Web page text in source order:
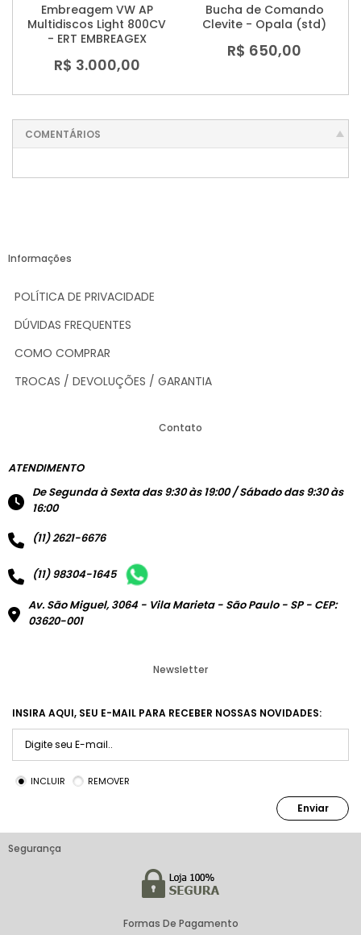
Embreagem VW AP
Multidiscos Light 800CV
- ERT EMBREAGEX
R$ 3.000,00
Bucha de Comando
Clevite - Opala (std)
R$ 650,00
COMENTÁRIOS
Informações
POLÍTICA DE PRIVACIDADE
DÚVIDAS FREQUENTES
COMO COMPRAR
TROCAS / DEVOLUÇÕES / GARANTIA
Contato
ATENDIMENTO
De Segunda à Sexta das 9:30 às 19:00 / Sábado das 9:30 às
16:00
(11) 2621-6676
(11) 98304-1645
Av. São Miguel, 3064 - Vila Marieta - São Paulo - SP - CEP:
03620-001
Newsletter
INSIRA AQUI, SEU E-MAIL PARA RECEBER NOSSAS NOVIDADES:
INCLUIR REMOVER
Enviar
Segurança
Formas De Pagamento